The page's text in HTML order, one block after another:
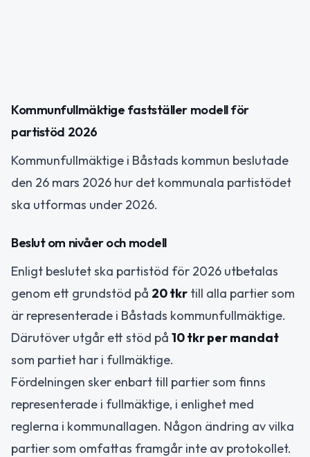
Kommunfullmäktige fastställer modell för
partistöd 2026
Kommunfullmäktige i Båstads kommun beslutade
den 26 mars 2026 hur det kommunala partistödet
ska utformas under 2026.
Beslut om nivåer och modell
Enligt beslutet ska partistöd för 2026 utbetalas
genom ett grundstöd på 20 tkr till alla partier som
är representerade i Båstads kommunfullmäktige.
Därutöver utgår ett stöd på 10 tkr per mandat
som partiet har i fullmäktige.
Fördelningen sker enbart till partier som finns
representerade i fullmäktige, i enlighet med
reglerna i kommunallagen. Någon ändring av vilka
partier som omfattas framgår inte av protokollet.